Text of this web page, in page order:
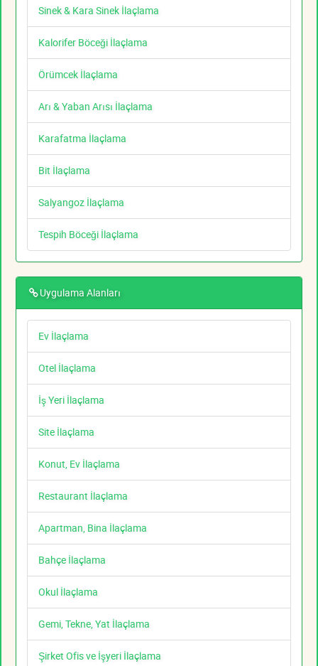
Sinek & Kara Sinek İlaçlama
Kalorifer Böceği İlaçlama
Örümcek İlaçlama
Arı & Yaban Arısı İlaçlama
Karafatma İlaçlama
Bit İlaçlama
Salyangoz İlaçlama
Tespih Böceği İlaçlama
Uygulama Alanları
Ev İlaçlama
Otel İlaçlama
İş Yeri İlaçlama
Site İlaçlama
Konut, Ev İlaçlama
Restaurant İlaçlama
Apartman, Bina İlaçlama
Bahçe İlaçlama
Okul İlaçlama
Gemi, Tekne, Yat İlaçlama
Şirket Ofis ve İşyeri İlaçlama